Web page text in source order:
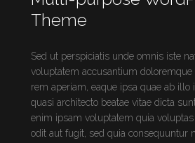
Theme
Sed ut perspiciatis unde omnis iste
voluptatem accusantium
rem aperiam, eaque ipsa quae ab illo
quasi architecto beatae vitae dicta
enim ipsam voluptatem quia
odit aut fugit, sed quia consequuntur